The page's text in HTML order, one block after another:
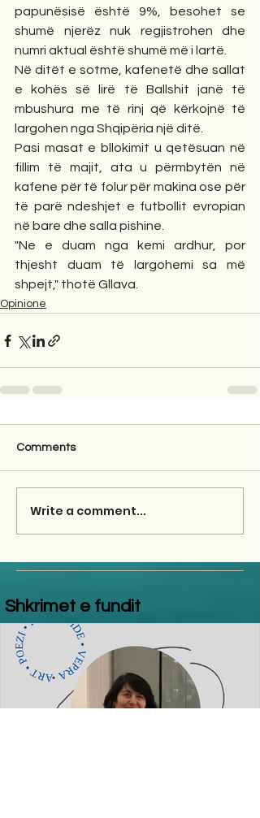
papunësisë është 9%, besohet se
shumë njerëz nuk regjistrohen dhe
numri aktual është shumë më i lartë.
Në ditët e sotme, kafenetë dhe sallat
e kohës së lirë të Ballshit janë të
mbushura me të rinj që kërkojnë të
largohen nga Shqipëria një ditë.
Pasi masat e bllokimit u qetësuan në
fillim të majit, ata u përmbytën në
kafene për të folur për makina ose për
të parë ndeshjet e futbollit evropian
në bare dhe salla pishine.
"Ne e duam nga kemi ardhur, por
thjesht duam të largohemi sa më
shpejt," thotë Gllava.
Opinione
Comments
Write a comment...
Shkrimet e fundit